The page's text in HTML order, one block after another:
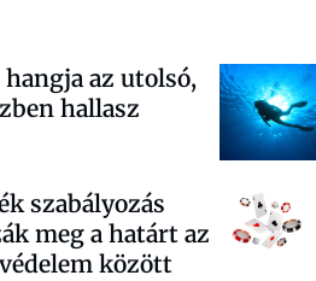
az utolsó,
hallasz
szabályozás
meg a határt az
között